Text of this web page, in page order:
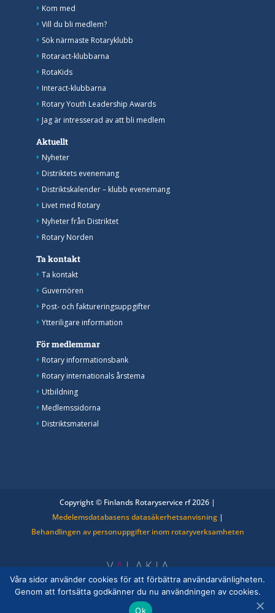
Kom med
Vill du bli medlem?
Sök närmaste Rotaryklubb
Rotaract-klubbarna
RotaKids
Interact-klubbarna
Rotary Youth Leadership Awards
Jag är intresserad av att bli medlem
Aktuellt
Nyheter
Distriktets evenemang
Distriktskalender – klubb evenemang
Livet med Rotary
Nyheter från Distriktet
Rotary Norden
Ta kontakt
Ta kontakt
Guvernören
Post- och faktureringsuppgifter
Ytteriligare information
För medlemmar
Rotary informationsbank
Rotary internationals årstema
Utbildning
Medlemssidorna
Distriktsmaterial
Copyright © Finlands Rotaryservice rf 2026 |
Medelemsdatabasens datasäkerhetsanvisning|
Behandlingen av personuppgifter inom rotaryverksamheten
Våra sidor använder cookies för att förbättra användarvänligheten.
Genom att fortsätta godkänner du nu användningen av cookies.
Ok